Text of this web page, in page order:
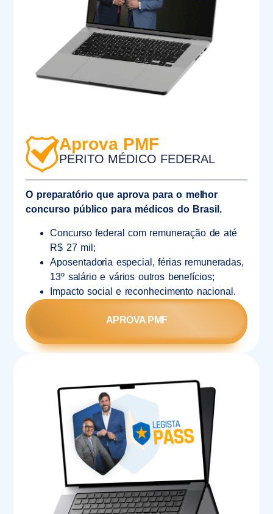
Aprova PMF
PERITO MÉDICO FEDERAL
O preparatório que aprova para o melhor
concurso público para médicos do Brasil.
Concurso federal com remuneração de até
R$ 27 mil;
Aposentadoria especial, férias remuneradas,
13º salário e vários outros benefícios;
Impacto social e reconhecimento nacional.
APROVA PMF